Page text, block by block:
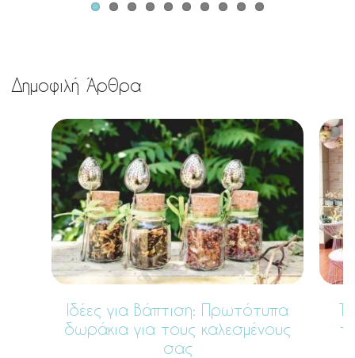
Δημοφιλή Άρθρα
Ιδέες για Βάπτιση: Πρωτότυπα
δωράκια για τους καλεσμένους
σας